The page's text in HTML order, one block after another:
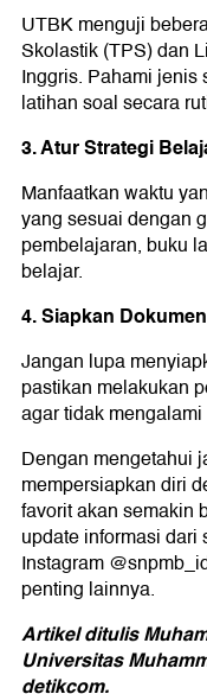
UTBK menguji
Skolastik (TPS) dan
Inggris. Pahami jenis
latihan soal secara
3. Atur Strategi
Manfaatkan waktu
yang sesuai dengan
pembelajaran, buku
belajar.
4. Siapkan
Jangan lupa
pastikan melakukan
agar tidak
Dengan mengetahui
mempersiapkan diri
favorit akan semakin
update informasi
Instagram
penting lainnya.
Artikel ditulis
Universitas
detikcom.